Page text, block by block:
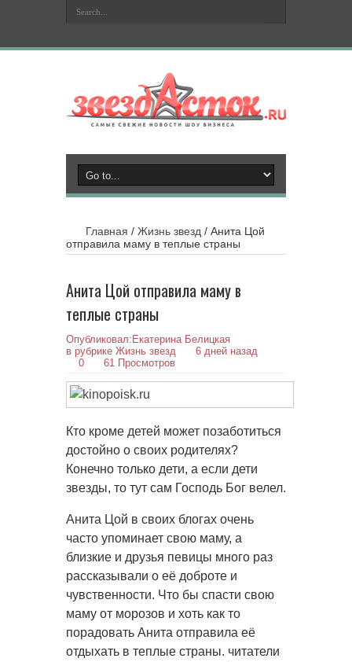
Главная / Жизнь звезд / Анита Цой
отправила маму в теплые страны
Анита Цой отправила маму в
теплые страны
Опубликовал:Екатерина Белицкая
в рубрике Жизнь звезд
6 дней назад
0
61 Просмотров
Кто кроме детей может позаботиться
достойно о своих родителях?
Конечно только дети, а если дети
звезды, то тут сам Господь Бог велел.
Анита Цой в своих блогах очень
часто упоминает свою маму, а
близкие и друзья певицы много раз
рассказывали о её доброте и
чувственности. Что бы спасти свою
маму от морозов и хоть как то
порадовать Анита отправила её
отдыхать в теплые страны. читатели